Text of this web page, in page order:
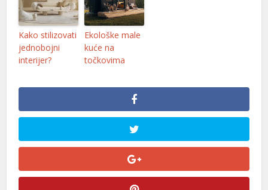
Kako stilizovati
jednobojni
interijer?
Ekološke male
kuće na
točkovima